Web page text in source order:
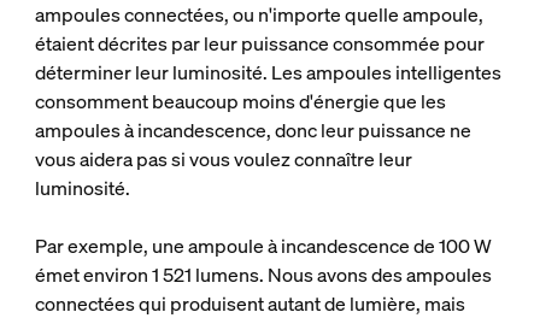
ampoules connectées, ou n'importe quelle ampoule,
étaient décrites par leur puissance consommée pour
déterminer leur luminosité. Les ampoules intelligentes
consomment beaucoup moins d'énergie que les
ampoules à incandescence, donc leur puissance ne
vous aidera pas si vous voulez connaître leur
luminosité.
Par exemple, une ampoule à incandescence de 100 W
émet environ 1 521 lumens. Nous avons des ampoules
connectées qui produisent autant de lumière, mais